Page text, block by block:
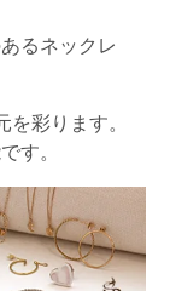
るネックレ
彩ります。
す。